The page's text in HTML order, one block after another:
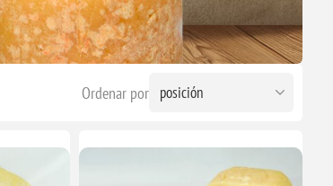
Ordenar por